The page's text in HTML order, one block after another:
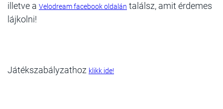
illetve a Velodream facebook oldalán találsz, amit érdemes
lájkolni!
Játékszabályzathoz klikk ide!